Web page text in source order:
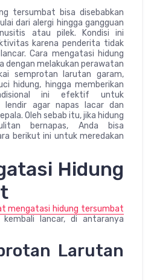
tersumbat bisa disebabkan
dari alergi hingga gangguan
atau pilek. Kondisi ini
karena penderita tidak
Cara mengatasi hidung
dengan melakukan perawatan
semprotan larutan garam,
hidung, hingga memberikan
ini efektif untuk
lendir agar napas lacar dan
Oleh sebab itu, jika hidung
bernapas, Anda bisa
berikut ini untuk meredakan
Hidung
mengatasi hidung tersumbat
kembali lancar, di antaranya
Larutan